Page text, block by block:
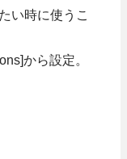
い時に使うこ
から設定。